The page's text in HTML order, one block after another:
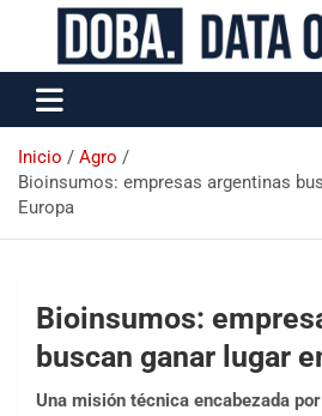
Data Oeste BA
Inicio
Agro
Bioinsumos: empresas argentinas
Europa
Bioinsumos:
buscan ganar lugar
Una misión técnica encabezada